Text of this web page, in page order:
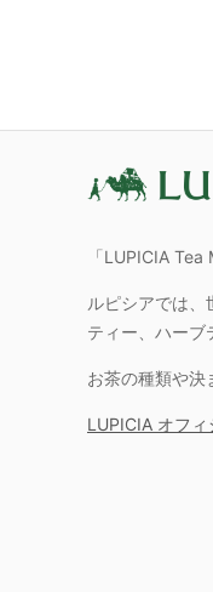
「LUPICIA
ルピシアでは
ティー、ハーブ
お茶の種類や決
LUPICIA オフ